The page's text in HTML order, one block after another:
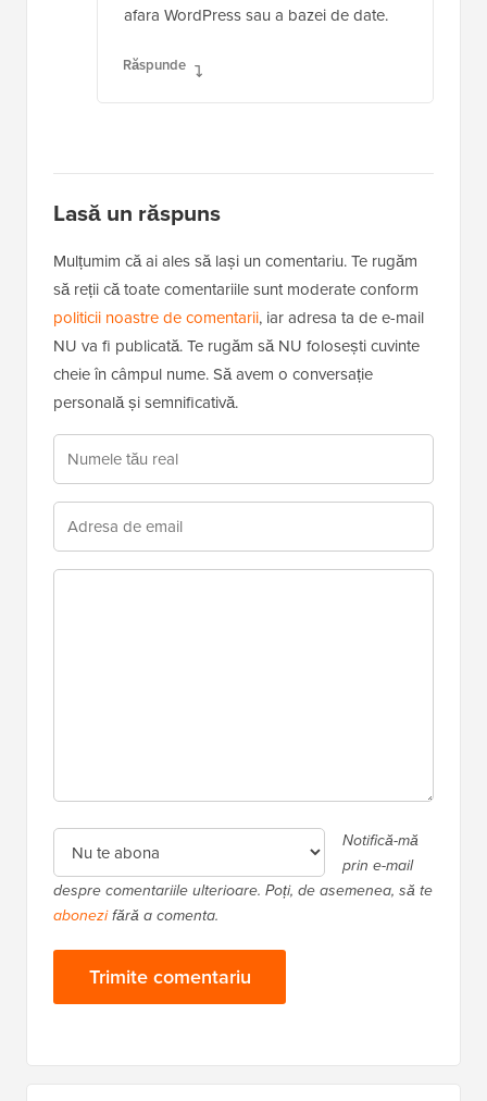
afara WordPress sau a bazei de date.
Răspunde
Lasă un răspuns
Mulțumim că ai ales să lași un comentariu. Te rugăm
să reții că toate comentariile sunt moderate conform
politicii noastre de comentarii, iar adresa ta de e-mail
NU va fi publicată. Te rugăm să NU folosești cuvinte
cheie în câmpul nume. Să avem o conversație
personală și semnificativă.
Notifică-mă
prin e-mail
despre comentariile ulterioare. Poți, de asemenea, să te
abonezifără a comenta.